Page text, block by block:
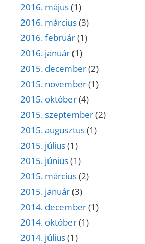
2016. május(1)
2016. március(3)
2016. február(1)
2016. január(1)
2015. december(2)
2015. november(1)
2015. október(4)
2015. szeptember(2)
2015. augusztus(1)
2015. július(1)
2015. június(1)
2015. március(2)
2015. január(3)
2014. december(1)
2014. október(1)
2014. július(1)